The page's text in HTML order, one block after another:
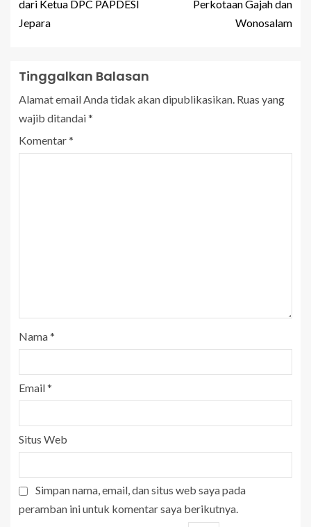
dari Ketua DPC PAPDESI
Jepara
Perkotaan Gajah dan
Wonosalam
Tinggalkan Balasan
Alamat email Anda tidak akan dipublikasikan. Ruas yang
wajib ditandai*
Komentar*
Nama*
Email*
Situs Web
Simpan nama, email, dan situs web saya pada
peramban ini untuk komentar saya berikutnya.